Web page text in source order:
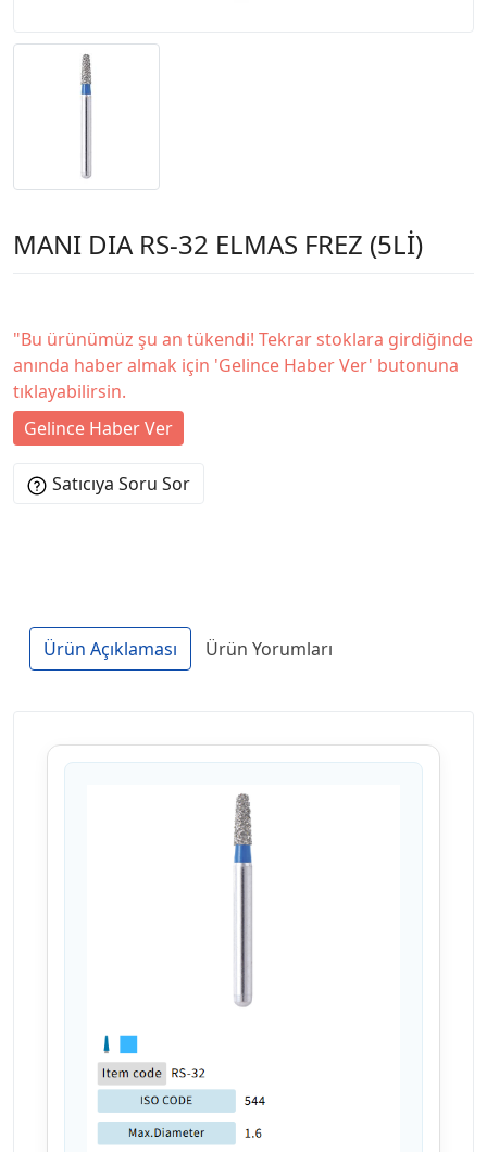
MANI DIA RS-32 ELMAS FREZ (5Lİ)
"Bu ürünümüz şu an tükendi! Tekrar stoklara girdiğinde
anında haber almak için 'Gelince Haber Ver' butonuna
tıklayabilirsin.
Gelince Haber Ver
Satıcıya Soru Sor
Ürün Açıklaması Ürün Yorumları